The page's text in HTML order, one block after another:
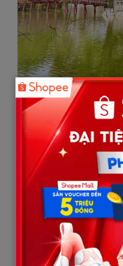
Hòa Minzy và Thượng
bạn bè sau khi tham
thực tế.